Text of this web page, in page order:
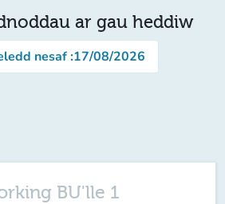
ar gau heddiw
nesaf:17/08/2026
BU'lle 1